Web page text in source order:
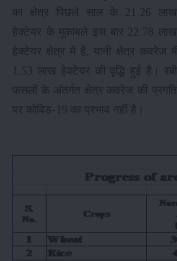
का क्षेत्र पिछले साल के 21.26 लाख
हेक्टेयर के मुकाबले इस बार 22.78 लाख
हेक्टेयर क्षेत्र में है, यानी क्षेत्र कवरेज में
1.53 लाख हेक्टेयर की वृद्धि हुई है। रबी
फसलों के अंतर्गत क्षेत्र कवरेज की प्रगति
पर कोविड-19 का प्रभाव नहीं है।